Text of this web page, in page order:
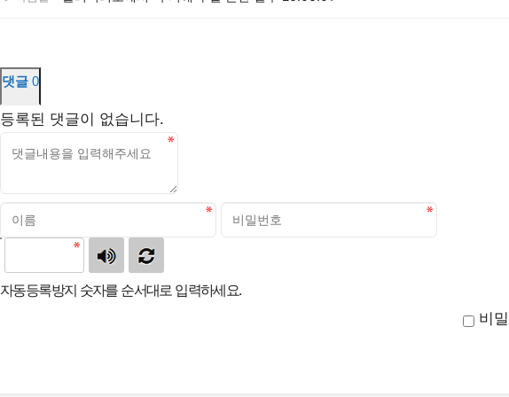
댓글 0
등록된 댓글이 없습니다.
자동등록방지 숫자를 순서대로 입력하세요.
비